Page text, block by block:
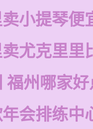
小提琴便
尤克里里
福州哪家好
会排练中